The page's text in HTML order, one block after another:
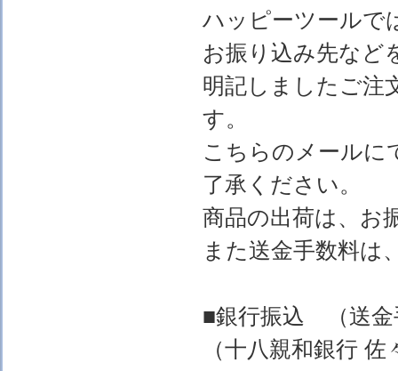
ハッピーツールで
お振り込み先など
明記しましたご注
す。
こちらのメールに
了承ください。
商品の出荷は、お
また送金手数料は
■銀行振込 （送金
（十八親和銀行